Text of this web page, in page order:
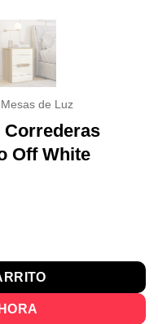
Mesas de Luz
Correderas
Off White
Mdp Freijo